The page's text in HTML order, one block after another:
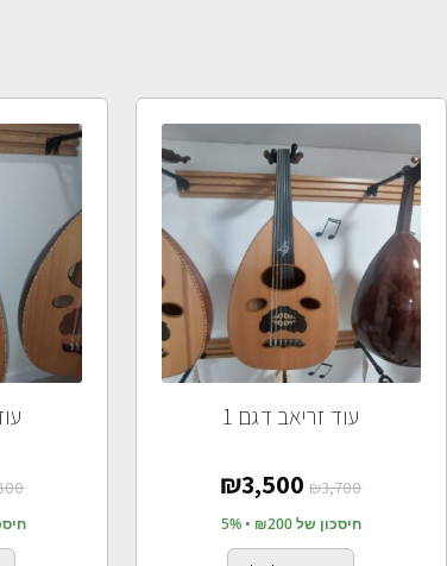
עוד זריאב דגם 1
₪3,700
₪3,500
חיסכון של ₪200 • 5% חיסכון